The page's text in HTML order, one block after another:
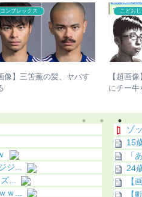
こどおじ・ニート
ビ速報】骨延長したこび
のこの写真（画像あり）
ハゲ
【ハゲ
カムさん
ジ...
...
ｗ...
ゾ
15
「
24
【
【